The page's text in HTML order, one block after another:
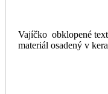
Vajíčko obklopené
materiál osadený v